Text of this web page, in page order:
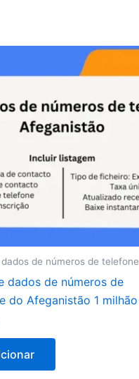
de números de telefone
dados de números de
do Afeganistão 1 milhão